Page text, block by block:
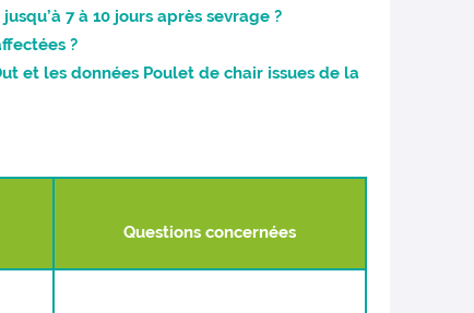
7 à 10 jours après sevrage ?
?
et les données Poulet de chair issues de la
Questions concernées